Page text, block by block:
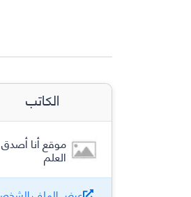
الكاتب
موقع أنا أصدق
العلم